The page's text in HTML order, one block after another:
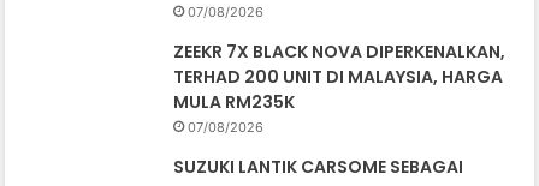
07/08/2026
ZEEKR 7X BLACK NOVA DIPERKENALKAN,
TERHAD 200 UNIT DI MALAYSIA, HARGA
MULA RM235K
07/08/2026
SUZUKI LANTIK CARSOME SEBAGAI